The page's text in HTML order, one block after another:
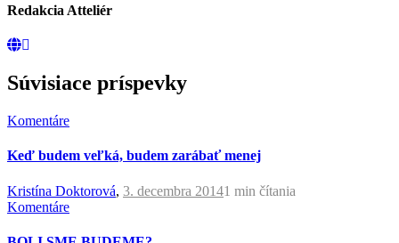
Redakcia Atteliér
Súvisiace príspevky
Komentáre
Keď budem veľká, budem zarábať menej
Kristína Doktorová, 3. decembra 20141 min čítania
Komentáre